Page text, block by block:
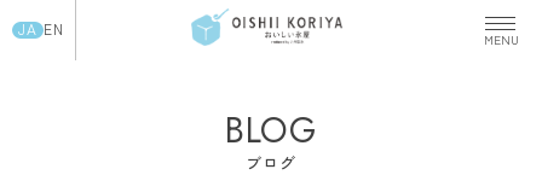
EN
JA
BLOG
ブログ